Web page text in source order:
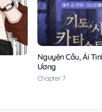
Nguyện Cầu, Ái
Ương
Chapter 7